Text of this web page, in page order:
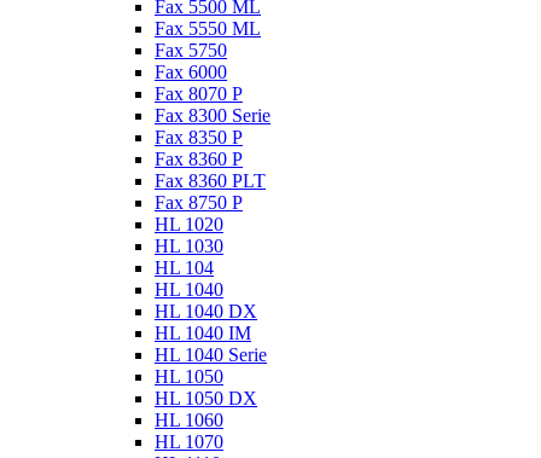
Fax 5500 ML
Fax 5550 ML
Fax 5750
Fax 6000
Fax 8070 P
Fax 8300 Serie
Fax 8350 P
Fax 8360 P
Fax 8360 PLT
Fax 8750 P
HL 1020
HL 1030
HL 104
HL 1040
HL 1040 DX
HL 1040 IM
HL 1040 Serie
HL 1050
HL 1050 DX
HL 1060
HL 1070